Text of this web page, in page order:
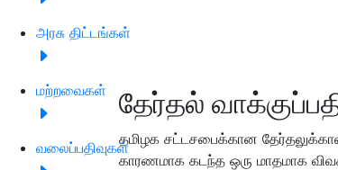
அரசு திட்டங்கள்
மற்றவைகள்
வலைப்பதிவுகள்
தேர்தல்
தமிழக சட்டசபைக்கான
காரணமாக கடந்த ஒரு மாதமாக